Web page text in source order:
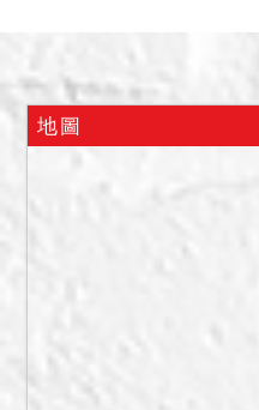
25
樓
含一
一、
二、
地圖